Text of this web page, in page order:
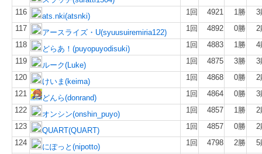
116
ats.nki(atsnki) 1回 4921 1勝
3
117
アースライズ・U(syuusuiremiria122) 1回 4892 0勝
2
118
どらあ！(puyopuyodisuki) 1回 4883 1勝
4
119
ルーク(Luke) 1回 4875 3勝
3
120
けいま(keima) 1回 4868 0勝
2
121
どんら(donrand) 1回 4864 0勝
3
122
オンシン(onshin_puyo) 1回 4857 1勝
2
123
QUART(QUART) 1回 4857 0勝
2
124
にぽっと(nipotto) 1回 4798 2勝
5